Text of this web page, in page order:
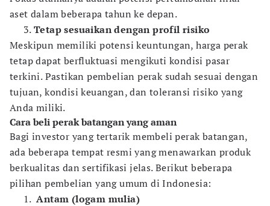
aset dalam beberapa tahun ke depan.
Tetap sesuaikan dengan profil risiko
Meskipun memiliki potensi keuntungan, harga perak
tetap dapat berfluktuasi mengikuti kondisi pasar
terkini. Pastikan pembelian perak sudah sesuai dengan
tujuan, kondisi keuangan, dan toleransi risiko yang
Anda miliki.
Cara beli perak batangan yang aman
Bagi investor yang tertarik membeli perak batangan,
ada beberapa tempat resmi yang menawarkan produk
berkualitas dan sertifikasi jelas. Berikut beberapa
pilihan pembelian yang umum di Indonesia:
Antam (logam mulia)